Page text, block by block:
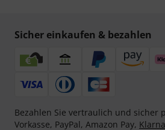
Sicher einkaufen & bezahlen
Bezahlen Sie vertraulich und sicher
Vorkasse, PayPal, Amazon Pay,